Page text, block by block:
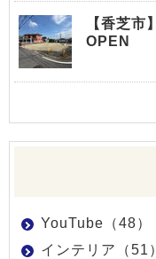
【香芝市
OPEN
YouTube（48）
インテリア（51）